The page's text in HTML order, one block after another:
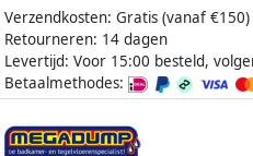
Verzendkosten: Gratis (vanaf €150)
Retourneren: 14 dagen
Levertijd: Voor 15:00 besteld,
Betaalmethodes: